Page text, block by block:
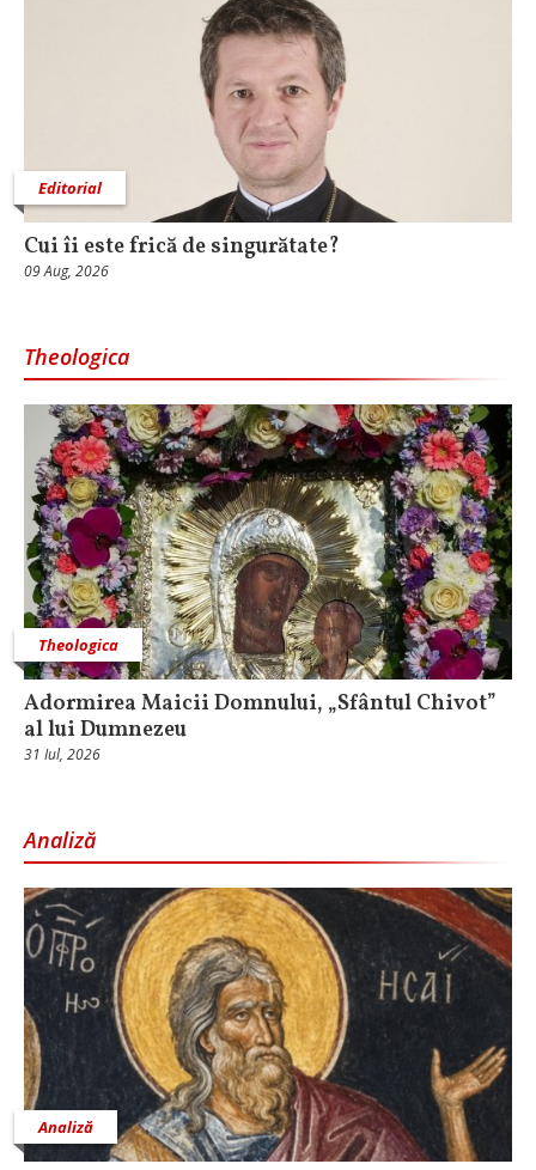
Editorial
Cui îi este frică de singurătate?
09 Aug, 2026
Theologica
Theologica
Adormirea Maicii Domnului, „Sfântul Chivot”
al lui Dumnezeu
31 Iul, 2026
Analiză
Analiză